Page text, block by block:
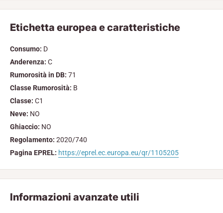
Etichetta europea e caratteristiche
Consumo: D
Anderenza: C
Rumorosità in DB: 71
Classe Rumorosità: B
Classe: C1
Neve: NO
Ghiaccio: NO
Regolamento: 2020/740
Pagina EPREL: https://eprel.ec.europa.eu/qr/1105205
Informazioni avanzate utili